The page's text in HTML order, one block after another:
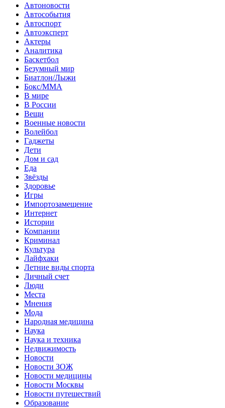
Автоновости
Автособытия
Автоспорт
Автоэксперт
Актеры
Аналитика
Баскетбол
Безумный мир
Биатлон/Лыжи
Бокс/MMA
В мире
В России
Вещи
Военные новости
Волейбол
Гаджеты
Дети
Дом и сад
Еда
Звёзды
Здоровье
Игры
Импортозамещение
Интернет
Истории
Компании
Криминал
Культура
Лайфхаки
Летние виды спорта
Личный счет
Люди
Места
Мнения
Мода
Народная медицина
Наука
Наука и техника
Недвижимость
Новости
Новости ЗОЖ
Новости медицины
Новости Москвы
Новости путешествий
Образование